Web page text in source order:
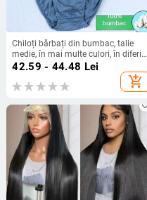
Chiloți bărbați din bumbac, talie
medie, în mai multe culori, în diferite
mărimi
42.59 - 44.48 Lei
add_shopping_cart